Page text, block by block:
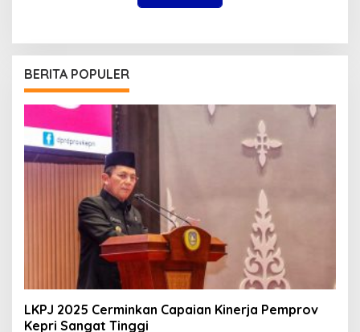
BERITA POPULER
LKPJ 2025 Cerminkan Capaian Kinerja Pemprov
Kepri Sangat Tinggi